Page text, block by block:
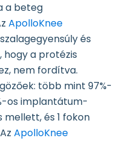
a beteg
ApolloKnee
és
hogy a protézis
nem fordítva.
több mint 97%-
os implantátum-
és 1 fokon
ApolloKnee